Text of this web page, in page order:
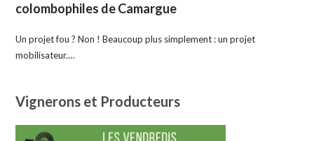
colombophiles de Camargue
Un projet fou ? Non ! Beaucoup plus simplement : un projet
mobilisateur.…
Vignerons et Producteurs